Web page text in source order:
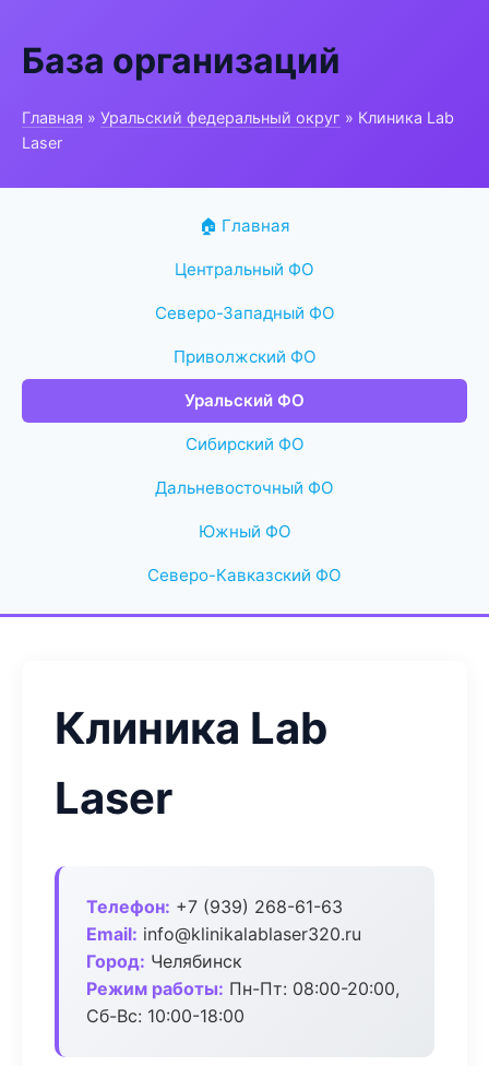
База организаций
Главная » Уральский федеральный округ » Клиника Lab
Laser
🏠 Главная
Центральный ФО
Северо-Западный ФО
Приволжский ФО
Уральский ФО
Сибирский ФО
Дальневосточный ФО
Южный ФО
Северо-Кавказский ФО
Клиника Lab
Laser
Телефон: +7 (939) 268-61-63
Email: info@klinikalablaser320.ru
Город: Челябинск
Режим работы: Пн-Пт: 08:00-20:00,
Сб-Вс: 10:00-18:00